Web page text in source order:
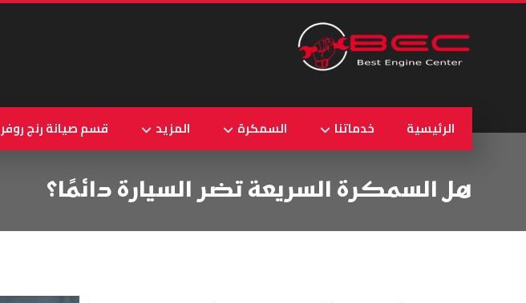
الرئيسية خدماتنا السمكرة المزيد قسم صيانة رنج روفر
هل السمكرة السريعة تضر السيارة دائمًا؟